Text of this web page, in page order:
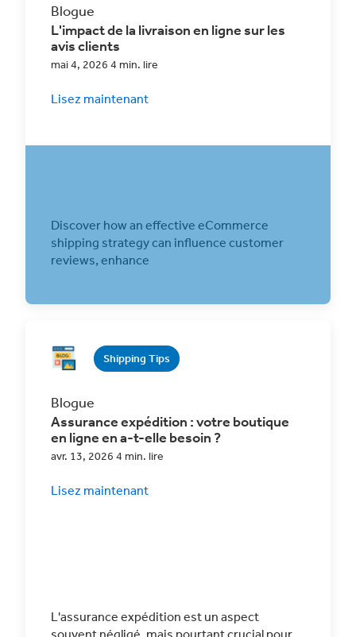
Blogue
L'impact de la livraison en ligne sur les
avis clients
mai 4, 2026 4 min. lire
Lisez maintenant
Discover how an effective eCommerce
shipping strategy can influence customer
reviews, enhance
Shipping Tips
Blogue
Assurance expédition : votre boutique
en ligne en a-t-elle besoin ?
avr. 13, 2026 4 min. lire
Lisez maintenant
L'assurance expédition est un aspect
souvent négligé, mais pourtant crucial pour